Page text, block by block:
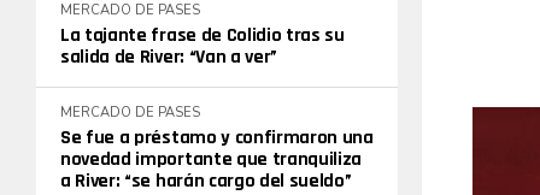
MERCADO DE PASES
La tajante frase de Colidio tras su
salida de River: “Van a ver”
MERCADO DE PASES
Se fue a préstamo y confirmaron una
novedad importante que tranquiliza
a River: “se harán cargo del sueldo”